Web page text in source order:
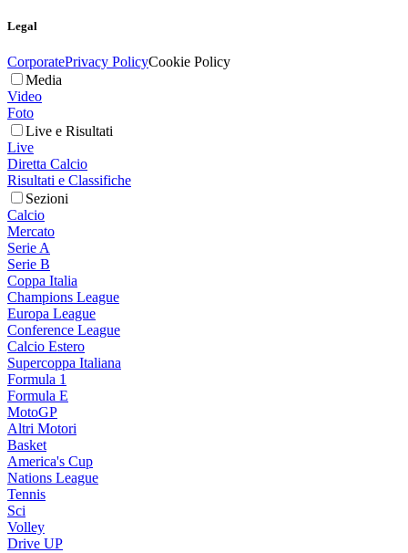
Legal
CorporatePrivacy PolicyCookie Policy
Media
Video
Foto
Live e Risultati
Live
Diretta Calcio
Risultati e Classifiche
Sezioni
Calcio
Mercato
Serie A
Serie B
Coppa Italia
Champions League
Europa League
Conference League
Calcio Estero
Supercoppa Italiana
Formula 1
Formula E
MotoGP
Altri Motori
Basket
America's Cup
Nations League
Tennis
Sci
Volley
Drive UP